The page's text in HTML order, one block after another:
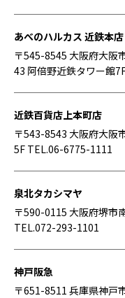
あべのハルカス 近鉄本
〒545-8545 大阪府大阪
43 阿倍野近鉄タワー館
近鉄百貨店上本町店
〒543-8543 大阪府大阪
5F TEL.06-6775-1111
泉北タカシマヤ
〒590-0115 大阪府堺市
TEL.072-293-1101
神戸阪急
〒651-8511 兵庫県神戸